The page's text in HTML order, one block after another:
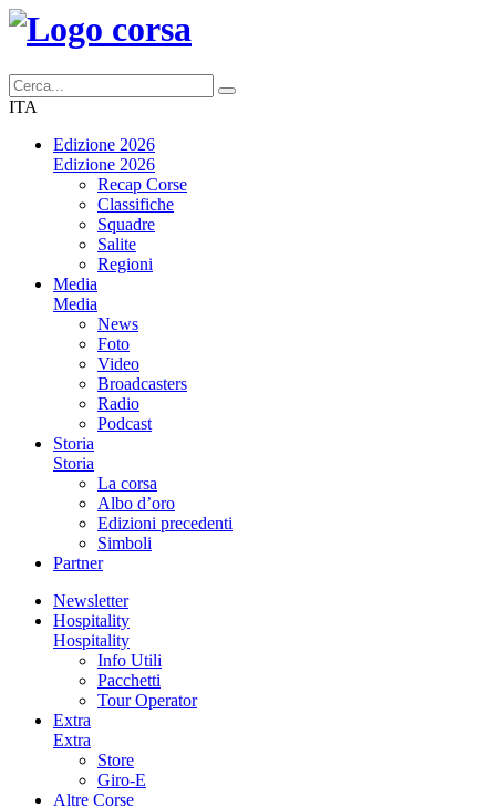
ITA
Edizione 2026
Edizione 2026
Recap Corse
Classifiche
Squadre
Salite
Regioni
Media
Media
News
Foto
Video
Broadcasters
Radio
Podcast
Storia
Storia
La corsa
Albo d’oro
Edizioni precedenti
Simboli
Partner
Newsletter
Hospitality
Hospitality
Info Utili
Pacchetti
Tour Operator
Extra
Extra
Store
Giro-E
Altre Corse